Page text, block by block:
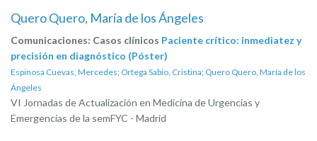
Quero Quero, María de los Ángeles
Comunicaciones: Casos clínicos Paciente crítico: inmediatez y
precisión en diagnóstico (Póster)
Espinosa Cuevas, Mercedes; Ortega Sabio, Cristina; Quero Quero, María de los
Ángeles
VI Jornadas de Actualización en Medicina de Urgencias y
Emergencias de la semFYC - Madrid